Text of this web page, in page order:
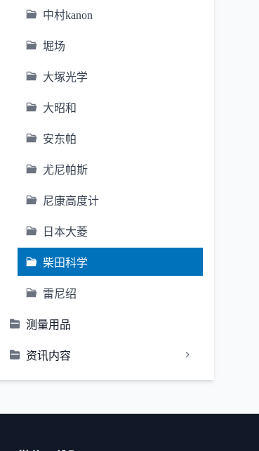
中村kanon
堀场
大塚光学
大昭和
安东帕
尤尼帕斯
尼康高度计
日本大菱
柴田科学
雷尼绍
测量用品
资讯内容